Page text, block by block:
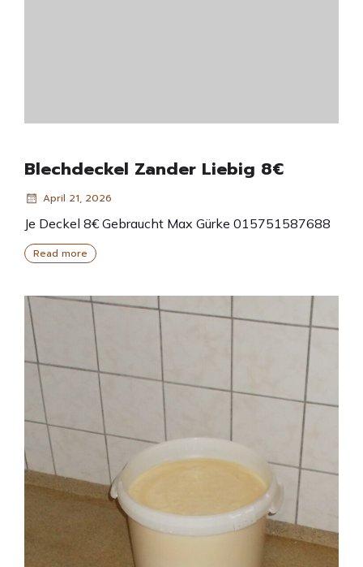
Blechdeckel Zander Liebig 8€
April 21, 2026
Je Deckel 8€ Gebraucht Max Gürke 015751587688
Read more